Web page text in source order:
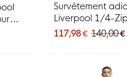
Survêtement
Liverpool 1/4-
2027 blanc noir
117,98 € 140,00 €